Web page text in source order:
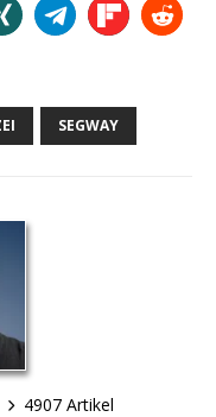
SEGWAY
4907 Artikel